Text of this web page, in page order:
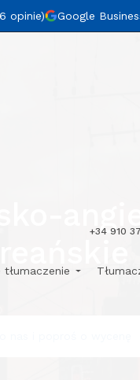
opinie) Google
+34 910
tłumaczenie